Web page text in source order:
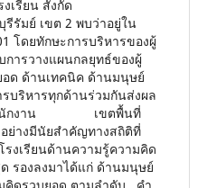
เรียน สังกัด
ย์ เขต 2 พบว่าอยู่ใน
โดยทักษะการบริหารของผู้
ารวางแผนกลยุทธ์ของผู้
อด ด้านเทคนิค ด้านมนุษย์
บริหารทุกด้านร่วมกันส่งผล
กัดสำนักงาน เขตพื้นที่
ย่างมีนัยสำคัญทางสถิติที่
รียนด้านความรู้ความคิด
รองลงมาได้แก่ ด้านมนุษย์